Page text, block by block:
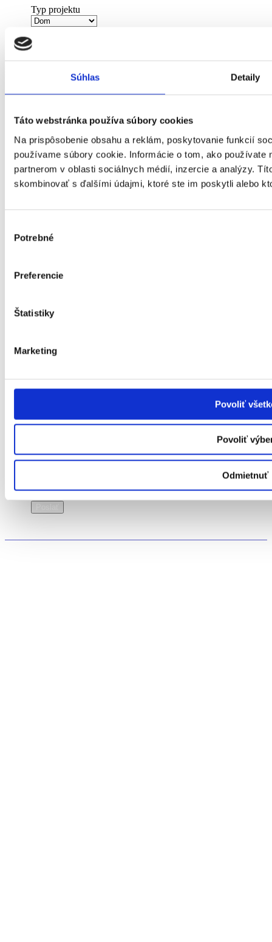
Súhlas Detaily
Táto webstránka používa súbory cookies
Na prispôsobenie obsahu a reklám, poskytovanie funkcií
používame súbory cookie. Informácie o tom, ako používate
partnerom v oblasti sociálnych médií, inzercie a analýzy.
skombinovať s ďalšími údajmi, ktoré ste im poskytli alebo
súhlasu
Potrebné
Preferencie
Štatistiky
Marketing
Povoliť
Povoliť
Odmietnuť
Typ projektu
Rozloha v m2
Pôdorys, max. 8MB
Požadovaný dátum dodania
Súhlasím so spracovaním osobných údajov
Meno
Typ projektu
Rozloha v m2